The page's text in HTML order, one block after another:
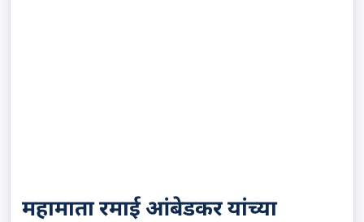
महामाता रमाई आंबेडकर यांच्या